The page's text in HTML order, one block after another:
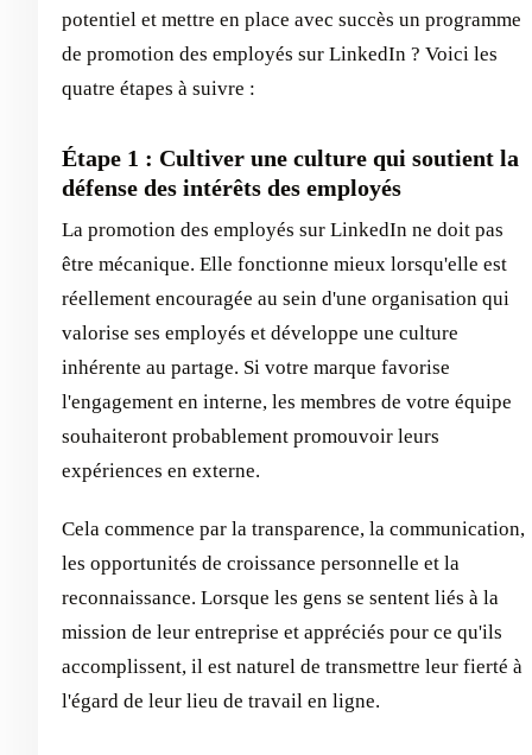
potentiel et mettre en place avec succès un programme
de promotion des employés sur LinkedIn ? Voici les
quatre étapes à suivre :
Étape 1 : Cultiver une culture qui soutient la
défense des intérêts des employés
La promotion des employés sur LinkedIn ne doit pas
être mécanique. Elle fonctionne mieux lorsqu'elle est
réellement encouragée au sein d'une organisation qui
valorise ses employés et développe une culture
inhérente au partage. Si votre marque favorise
l'engagement en interne, les membres de votre équipe
souhaiteront probablement promouvoir leurs
expériences en externe.
Cela commence par la transparence, la communication,
les opportunités de croissance personnelle et la
reconnaissance. Lorsque les gens se sentent liés à la
mission de leur entreprise et appréciés pour ce qu'ils
accomplissent, il est naturel de transmettre leur fierté à
l'égard de leur lieu de travail en ligne.